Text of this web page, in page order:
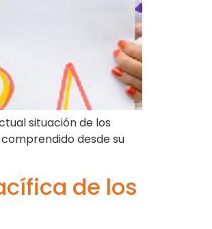
situación de los
desde su
de los